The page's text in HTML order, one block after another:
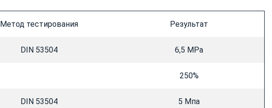
Метод тестирования Результат
DIN 53504 6,5 МРа
250%
DIN 53504 5 Мпа